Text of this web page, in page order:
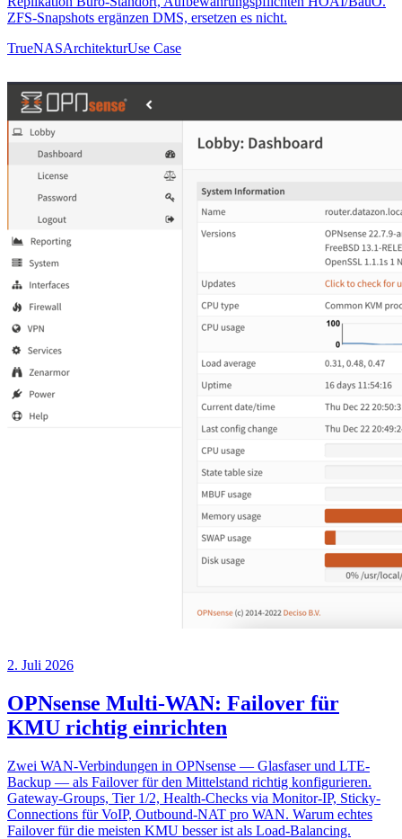
ZFS-Snapshots ergänzen DMS, ersetzen es nicht.
TrueNASArchitekturUse Case
2. Juli 2026
OPNsense Multi-WAN: Failover für
KMU richtig einrichten
Zwei WAN-Verbindungen in OPNsense — Glasfaser und LTE-
Backup — als Failover für den Mittelstand richtig konfigurieren.
Gateway-Groups, Tier 1/2, Health-Checks via Monitor-IP, Sticky-
Connections für VoIP, Outbound-NAT pro WAN. Warum echtes
Failover für die meisten KMU besser ist als Load-Balancing.